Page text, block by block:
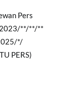
Pers
**/**/**
*/
PERS)